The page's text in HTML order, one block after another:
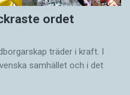
ordet
träder i kraft. I
samhället och i det